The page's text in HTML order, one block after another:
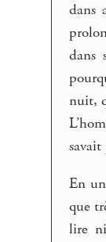
dans
dans
nuit,
En
que
lire